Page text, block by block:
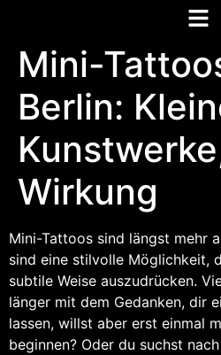
Mini-
Berlin:
Wirkung
Mini-Tattoos sind längst mehr
sind eine stilvolle Möglichkeit,
subtile Weise auszudrücken.
länger mit dem Gedanken, dir
lassen, willst aber erst einmal
beginnen? Oder du suchst